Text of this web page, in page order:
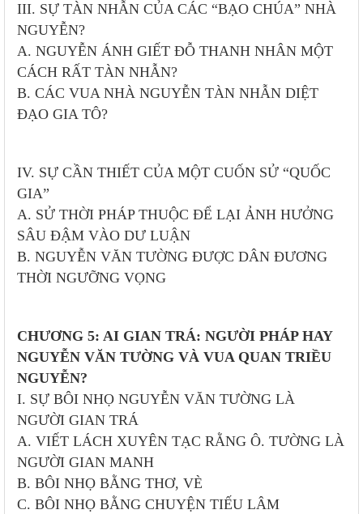
III. SỰ TÀN NHẪN CỦA CÁC “BẠO CHÚA” NHÀ
NGUYỄN?
A. NGUYỄN ÁNH GIẾT ĐỖ THANH NHÂN MỘT
CÁCH RẤT TÀN NHẪN?
B. CÁC VUA NHÀ NGUYỄN TÀN NHẪN DIỆT
ĐẠO GIA TÔ?
IV. SỰ CẦN THIẾT CỦA MỘT CUỐN SỬ “QUỐC
GIA”
A. SỬ THỜI PHÁP THUỘC ĐỂ LẠI ẢNH HƯỞNG
SÂU ĐẬM VÀO DƯ LUẬN
B. NGUYỄN VĂN TƯỜNG ĐƯỢC DÂN ĐƯƠNG
THỜI NGƯỠNG VỌNG
CHƯƠNG 5: AI GIAN TRÁ: NGƯỜI PHÁP HAY
NGUYỄN VĂN TƯỜNG VÀ VUA QUAN TRIỀU
NGUYỄN?
I. SỰ BÔI NHỌ NGUYỄN VĂN TƯỜNG LÀ
NGƯỜI GIAN TRÁ
A. VIẾT LÁCH XUYÊN TẠC RẰNG Ô. TƯỜNG LÀ
NGƯỜI GIAN MANH
B. BÔI NHỌ BẰNG THƠ, VÈ
C. BÔI NHỌ BẰNG CHUYỆN TIẾU LÂM